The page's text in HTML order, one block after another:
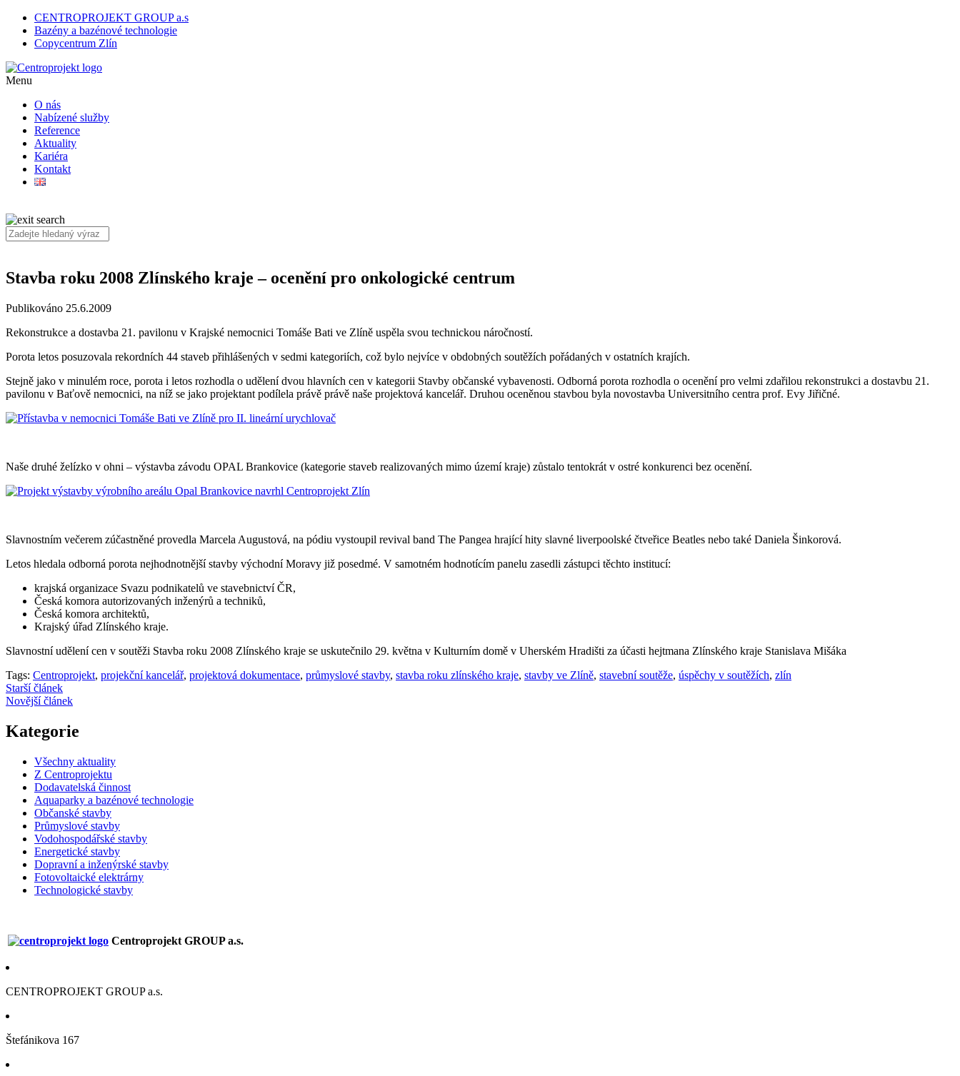
CENTROPROJEKT GROUP a.s
Bazény a bazénové technologie
Copycentrum Zlín
Menu
O nás
Nabízené služby
Reference
Aktuality
Kariéra
Kontakt
Stavba roku 2008 Zlínského kraje – ocenění pro onkologické centrum
Publikováno 25.6.2009
Rekonstrukce a dostavba 21. pavilonu v Krajské nemocnici Tomáše Bati ve Zlíně uspěla svou technickou náročností.
Porota letos posuzovala rekordních 44 staveb přihlášených v sedmi kategoriích, což bylo nejvíce v obdobných soutěžích pořádaných v ostatních krajích.
Stejně jako v minulém roce, porota i letos rozhodla o udělení dvou hlavních cen v kategorii Stavby občanské vybavenosti. Odborná porota rozhodla o ocenění pro velmi zdařilou rekonstrukci a dostavbu 21.
pavilonu v Baťově nemocnici, na níž se jako projektant podílela právě právě naše projektová kancelář. Druhou oceněnou stavbou byla novostavba Universitního centra prof. Evy Jiřičné.
Naše druhé želízko v ohni – výstavba závodu OPAL Brankovice (kategorie staveb realizovaných mimo území kraje) zůstalo tentokrát v ostré konkurenci bez ocenění.
Slavnostním večerem zúčastněné provedla Marcela Augustová, na pódiu vystoupil revival band The Pangea hrající hity slavné liverpoolské čtveřice Beatles nebo také Daniela Šinkorová.
Letos hledala odborná porota nejhodnotnější stavby východní Moravy již posedmé. V samotném hodnotícím panelu zasedli zástupci těchto institucí:
krajská organizace Svazu podnikatelů ve stavebnictví ČR,
Česká komora autorizovaných inženýrů a techniků,
Česká komora architektů,
Krajský úřad Zlínského kraje.
Slavnostní udělení cen v soutěži Stavba roku 2008 Zlínského kraje se uskutečnilo 29. května v Kulturním domě v Uherském Hradišti za účasti hejtmana Zlínského kraje Stanislava Mišáka
Tags: Centroprojekt, projekční kancelář, projektová dokumentace, průmyslové stavby, stavba roku zlínského kraje, stavby ve Zlíně, stavební soutěže, úspěchy v soutěžích, zlín
Starší článek
Novější článek
Kategorie
Všechny aktuality
Z Centroprojektu
Dodavatelská činnost
Aquaparky a bazénové technologie
Občanské stavby
Průmyslové stavby
Vodohospodářské stavby
Energetické stavby
Dopravní a inženýrské stavby
Fotovoltaické elektrárny
Technologické stavby
Centroprojekt GROUP a.s.
CENTROPROJEKT GROUP a.s.
Štefánikova 167